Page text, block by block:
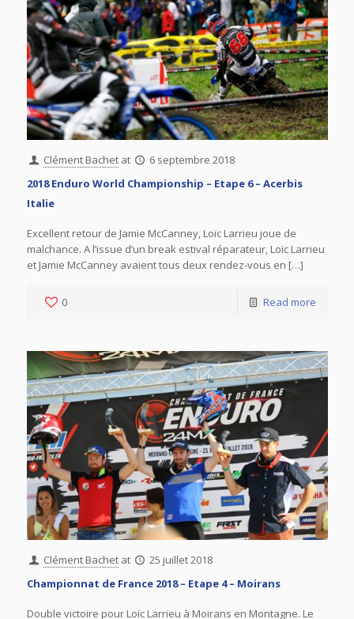
Clément Bachet at
6 septembre 2018
2018 Enduro World Championship – Etape 6 – Acerbis
Italie
Excellent retour de Jamie McCanney, Loïc Larrieu joue de
malchance. A l’issue d’un break estival réparateur, Loïc Larrieu
et Jamie McCanney avaient tous deux rendez-vous en […]
0 Read more
Clément Bachet at
25 juillet 2018
Championnat de France 2018 – Etape 4 – Moirans
Double victoire pour Loïc Larrieu à Moirans en Montagne. Le